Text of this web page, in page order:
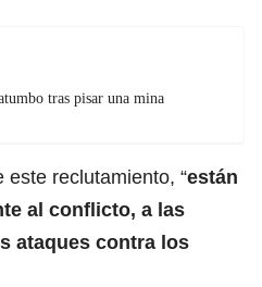
tras pisar una mina
reclutamiento, “están
al conflicto, a las
ataques contra los